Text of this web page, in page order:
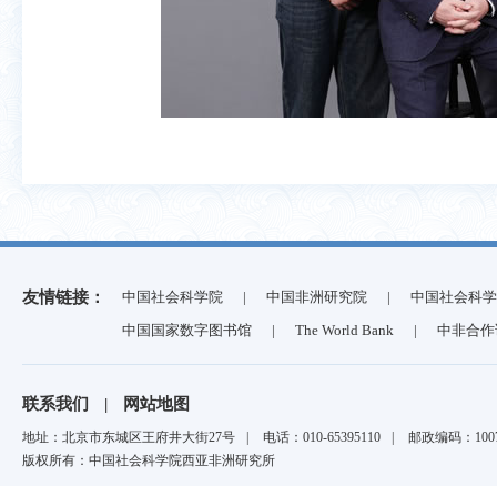
友情链接： 中国社会科学院 | 中国非洲研究院 |
中国社会科
中国国家数字图书馆
| The World Bank | 中非合
联系我们 | 网站地图
地址：北京市东城区王府井大街27号 电话：010-65395110
邮政编码：
版权所有：中国社会科学院西亚非洲研究所